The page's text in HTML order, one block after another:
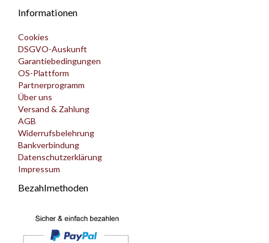
Informationen
Cookies
DSGVO-Auskunft
Garantiebedingungen
OS-Plattform
Partnerprogramm
Über uns
Versand & Zahlung
AGB
Widerrufsbelehrung
Bankverbindung
Datenschutzerklärung
Impressum
Bezahlmethoden